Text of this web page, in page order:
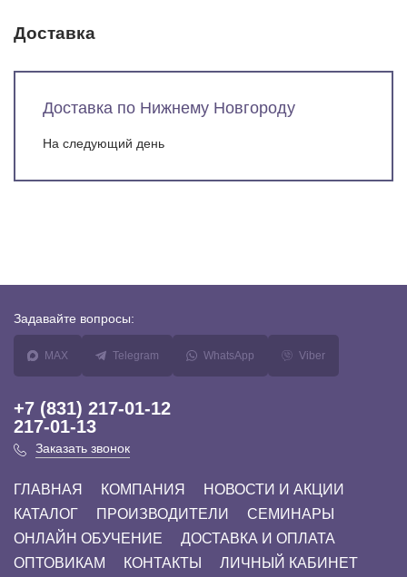
Доставка
Доставка по Нижнему Новгороду
На следующий день
Задавайте вопросы:
MAX Telegram WhatsApp Viber
+7 (831) 217-01-12
217-01-13
Заказать звонок
ГЛАВНАЯ КОМПАНИЯ
НОВОСТИ И АКЦИИ
КАТАЛОГ
ПРОИЗВОДИТЕЛИ
СЕМИНАРЫ
ОНЛАЙН ОБУЧЕНИЕ
ДОСТАВКА И ОПЛАТА
ОПТОВИКАМ
КОНТАКТЫ ЛИЧНЫЙ КАБИНЕТ